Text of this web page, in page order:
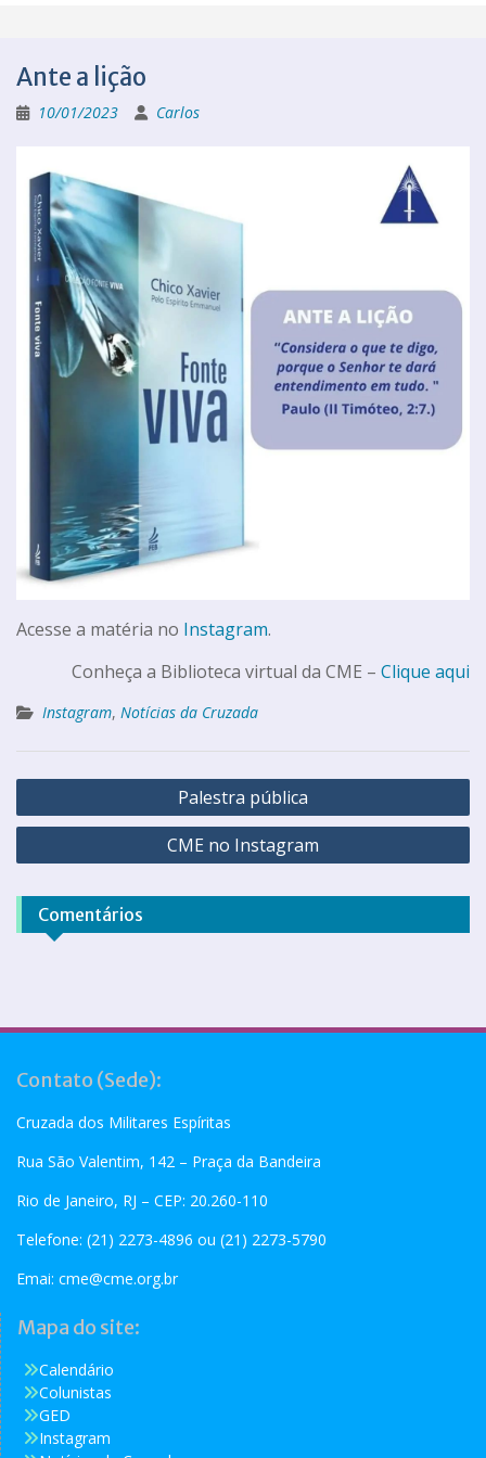
Ante a lição
10/01/2023 Carlos
Acesse a matéria no Instagram.
Conheça a Biblioteca virtual da CME – Clique aqui
Instagram, Notícias da Cruzada
Palestra pública
CME no Instagram
Comentários
Contato (Sede):
Cruzada dos Militares Espíritas
Rua São Valentim, 142 – Praça da Bandeira
Rio de Janeiro, RJ – CEP: 20.260-110
Telefone: (21) 2273-4896 ou (21) 2273-5790
Emai: cme@cme.org.br
Mapa do site:
Calendário
Colunistas
GED
Instagram